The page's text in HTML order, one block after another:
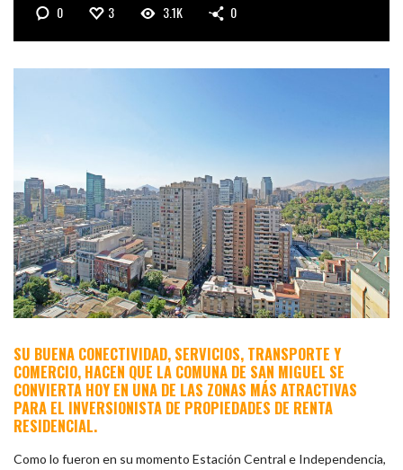
0 3 3.1K 0
SU BUENA CONECTIVIDAD, SERVICIOS, TRANSPORTE Y
COMERCIO, HACEN QUE LA COMUNA DE SAN MIGUEL SE
CONVIERTA HOY EN UNA DE LAS ZONAS MÁS ATRACTIVAS
PARA EL INVERSIONISTA DE PROPIEDADES DE RENTA
RESIDENCIAL.
Como lo fueron en su momento Estación Central e Independencia,